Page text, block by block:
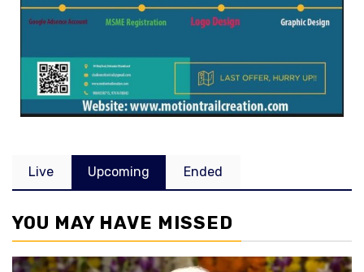
Live Upcoming Ended
YOU MAY HAVE MISSED